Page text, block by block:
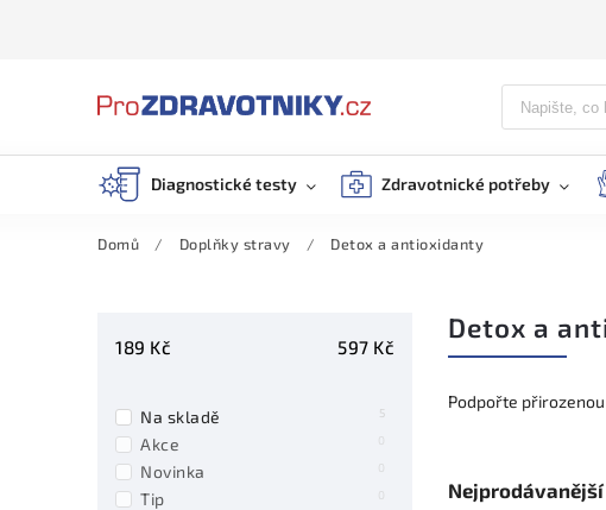
Diagnostické testy Zdravotnické potřeby
Domů / Doplňky stravy / Detox a antioxidanty
189 Kč 597 Kč
Na skladě 5
Akce
Novinka
Tip
Detox a
Podpořte
Nejprodávanější